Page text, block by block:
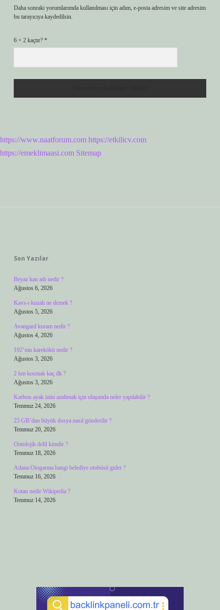
Daha sonraki yorumlarımda kullanılması için adım, e-posta adresim ve site adresim
bu tarayıcıya kaydedilsin.
6 + 2 kaçtır? *
https://www.naatforum.com https://etkilicv.com
https://emeklimaasi.com Sitemap
Son Yazılar
Beyaz kan adı nedir ?
Ağustos 6, 2026
Kavs-ı kuzah ne demek ?
Ağustos 5, 2026
Avangard kuram nedir ?
Ağustos 4, 2026
192’nin karekökü nedir ?
Ağustos 3, 2026
2 km kosmak kaç dk ?
Ağustos 3, 2026
Karbon ayak izini azaltmak için ulaşımda neler yapılabilir ?
Temmuz 24, 2026
25 GB’dan büyük dosya nasıl gönderilir ?
Temmuz 20, 2026
Ontolojik delil kimdir ?
Temmuz 18, 2026
Adana Otogarına hangi belediye otobüsü gider ?
Temmuz 16, 2026
Kotan nedir Wikipedia ?
Temmuz 14, 2026